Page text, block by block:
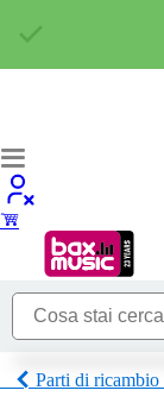
Parti di ricambio